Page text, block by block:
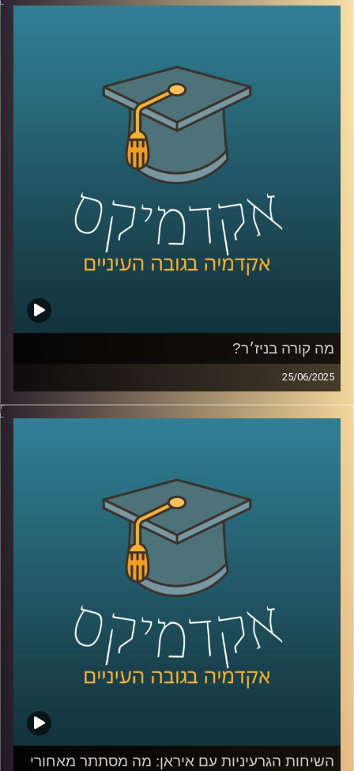
שבחבל קשמיר, בו נרצחו 26 בני אדם. הפיגוע, שנחשב
בתשתיות טרור הנתמכות בידי פקיסטן. והמתיחות בין שתי
המעצמות הגרעיניות שוב עלתה מדרגה.
במקביל, הודו מוצאת את עצמה במצב גיאופוליטי מורכב. היא
שואפת לשמור על יחסים טובים עם מדינות כמו ארה”ב ורוסיה,
לצד קשרים עם מדינות כמו איראן וערב הסעודית. ישראל, בתור
שותפה אסטרטגית, מספקת להודו סיוע בטחוני, כולל מידע
ונשק, במיוחד בתחום הלוחמה בטרור.
כדי להבין את הדינמיקות המורכבות הללו, אני שמחה להציג את
נינה סלמה, מומחית למדיניות חוץ מאוניברסיטת רייכמן, שתסייע
לנו להבין את הסכסוך ההודי-פקיסטני, את השפעתו על האזור,
קרדיט תמונות:AudioVersity
מה קורה בניז׳ר?
25/06/2025
הסאהל, אזור במערב אפריקה, כמעט ולא מקבל תשומת לב
בתקשורת העולמית, אך מאורעות בו משפיעים על המפה
אחרות באזור בשנים האחרונות, הפעם תשומת הלב הגלובלית
דווקא כן ממוקדת בניז’ר, שכן היא הפכה לזירה שבה מצטלבים
כמה מהמאבקים הגדולים בעולם. המדינה, עשירה במשאבים
טבעיים וממוקמת באופן אסטרטגי, מה שהופך אותה לאבן
שואבת למעצמות כמו רוסיה, סין וארה”ב, שנאבקות על
השפעה באזור. בנוסף, איראן, שמחפשת להשיג אורניום
להמשך תוכנית הגרעין שלה, שמה עין על מאגרי האורניום
בניז’ר, מה שמגביר עוד יותר את המתח הגלובלי סביב המדינה.
אז מה קורה שם?
כדי לענות על השאלה המורכבת הזאת, הצטרף אליי היום
השגריר ד״ר חיים קורן, בית הספר לאודר לממשל, דיפלומטיה
קרדיט תמונות:AudioVersity
השיחות הגרעיניות עם איראן: מה מסתתר מאחורי